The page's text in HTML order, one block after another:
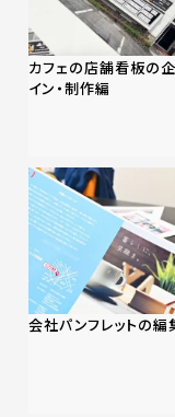
カフェの店舗看板の
イン・制作編
会社パンフレットの編